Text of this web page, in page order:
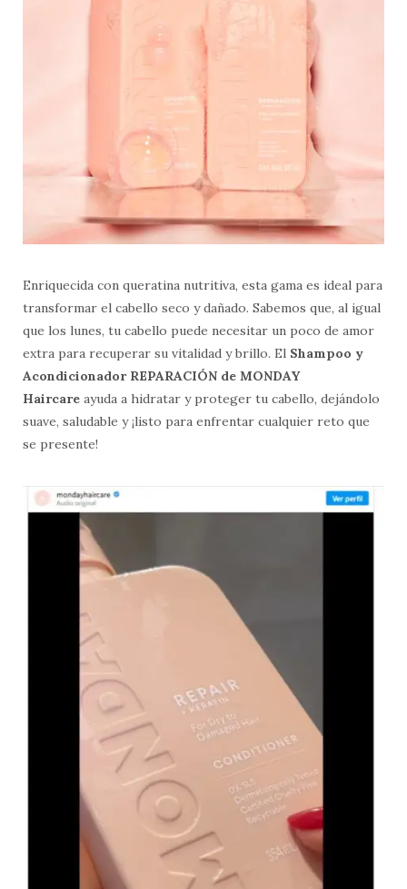
Enriquecida con queratina nutritiva, esta gama es ideal para
transformar el cabello seco y dañado. Sabemos que, al igual
que los lunes, tu cabello puede necesitar un poco de amor
extra para recuperar su vitalidad y brillo. El Shampoo y
Acondicionador REPARACIÓN de MONDAY
Haircare ayuda a hidratar y proteger tu cabello, dejándolo
suave, saludable y ¡listo para enfrentar cualquier reto que
se presente!